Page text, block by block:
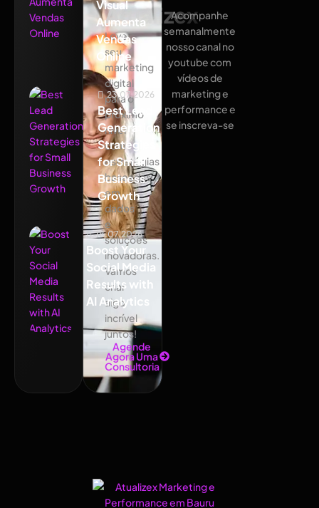
Visual
Aumenta
Vendas
Online
23.07.2026
Best Lead
Generation
Strategies
for Small
Business
Growth
18.07.2026
Boost Your
Social Media
Results with
AI Analytics
Atualizex
Leve
seu
marketing
digital
para o
próximo
nível
com
estratégias
baseadas
em
dados
e
soluções
inovadoras.
Vamos
criar
algo
incrível
juntos!
Agende
Agora Uma
Consultoria
Acompanhe
semanalmente
nosso canal no
youtube com
vídeos de
marketing e
performance e
se inscreva-se